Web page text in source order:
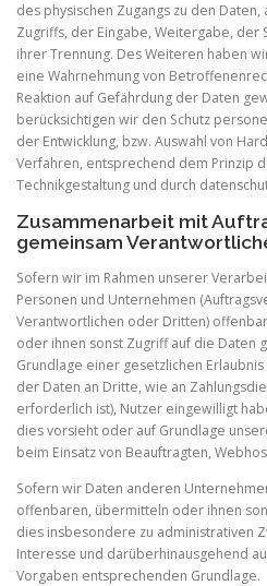
des physischen Zugangs zu den
Zugriffs, der Eingabe, Weitergabe, der
ihrer Trennung. Des Weiteren haben
eine Wahrnehmung von
Reaktion auf Gefährdung der Daten
berücksichtigen wir den Schutz
der Entwicklung, bzw. Auswahl von
Verfahren, entsprechend dem Prinzip
Technikgestaltung und durch
Zusammenarbeit mit
gemeinsam
Sofern wir im Rahmen unserer
Personen und Unternehmen
Verantwortlichen oder Dritten)
oder ihnen sonst Zugriff auf die Daten
Grundlage einer gesetzlichen
der Daten an Dritte, wie an
erforderlich ist), Nutzer eingewilligt
dies vorsieht oder auf Grundlage
beim Einsatz von Beauftragten,
Sofern wir Daten anderen
offenbaren, übermitteln oder ihnen
dies insbesondere zu administrativen
Interesse und darüberhinausgehend
Vorgaben entsprechenden Grundlage.